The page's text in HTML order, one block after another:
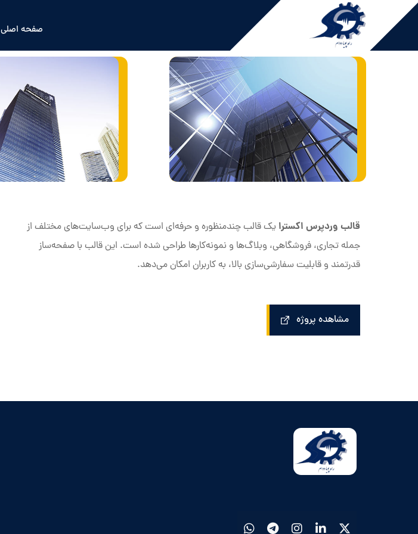
صفحه اصلی
قالب وردپرس اکسترا یک قالب چندمنظوره و حرفه‌ای است که برای وب‌سایت‌های مختلف از
جمله تجاری، فروشگاهی، وبلاگ‌ها و نمونه‌کارها طراحی شده است. این قالب با صفحه‌ساز
قدرتمند و قابلیت سفارشی‌سازی بالا، به کاربران امکان می‌دهد.
مشاهده پروژه